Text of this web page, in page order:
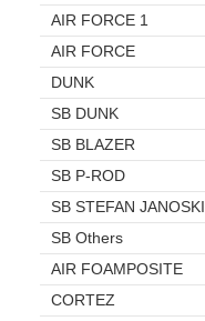
AIR FORCE 1
AIR FORCE
DUNK
SB DUNK
SB BLAZER
SB P-ROD
SB STEFAN JANOSKI
SB Others
AIR FOAMPOSITE
CORTEZ